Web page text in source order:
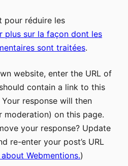
pour réduire les
plus sur la façon dont les
sont traitées.
website, enter the URL of
contain a link to this
Your response will then
moderation) on this page.
your response? Update
re-enter your post’s URL
Webmentions.)